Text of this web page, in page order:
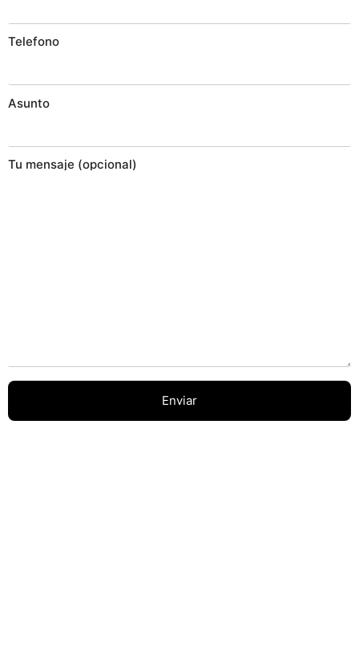
Telefono
Asunto
Tu mensaje (opcional)